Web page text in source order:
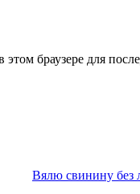
этом браузере для
Вялю свинину без